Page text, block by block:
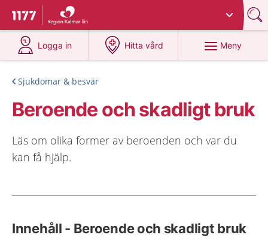
Till startsidan för 1177
Du har valt region
Logga in
på 1177.se
Hitta vård
på 1177.se
Meny
Sjukdomar & besvär
Beroende och skadligt bruk
Läs om olika former av beroenden och var du
kan få hjälp.
Innehåll - Beroende och skadligt bruk